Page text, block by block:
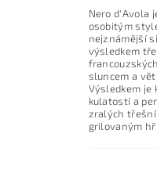
Nero d'Avola
osobitým
nejznámější
výsledkem
sluncem a
Výsledkem je
kulatostí a
zralých třešní
grilovaným